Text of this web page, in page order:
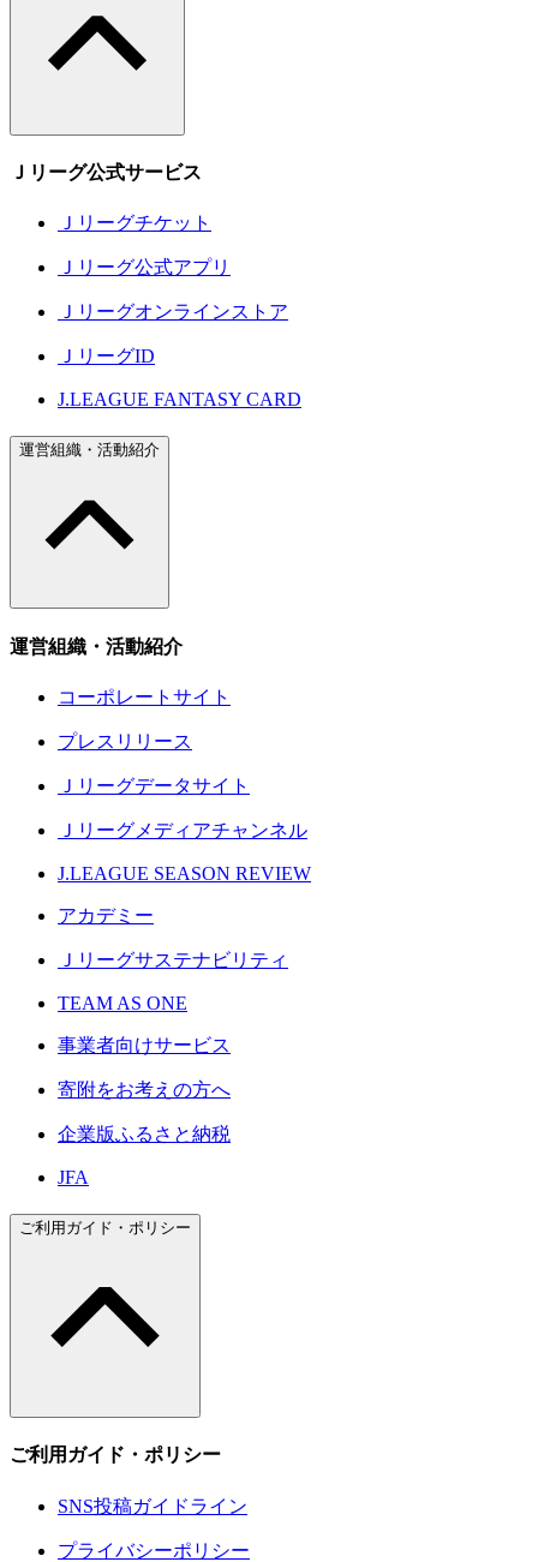
Ｊリーグ公式サービス
Ｊリーグチケット
Ｊリーグ公式アプリ
Ｊリーグオンラインストア
ＪリーグID
J.LEAGUE FANTASY CARD
運営組織・活動紹介
運営組織・活動紹介
コーポレートサイト
プレスリリース
Ｊリーグデータサイト
Ｊリーグメディアチャンネル
J.LEAGUE SEASON REVIEW
アカデミー
Ｊリーグサステナビリティ
TEAM AS ONE
事業者向けサービス
寄附をお考えの方へ
企業版ふるさと納税
JFA
ご利用ガイド・ポリシー
ご利用ガイド・ポリシー
SNS投稿ガイドライン
プライバシーポリシー